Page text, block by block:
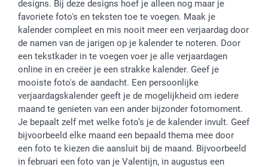
designs. Bij deze designs hoef je alleen nog maar je
favoriete foto's en teksten toe te voegen. Maak je
kalender compleet en mis nooit meer een verjaardag door
de namen van de jarigen op je kalender te noteren. Door
een tekstkader in te voegen voer je alle verjaardagen
online in en creëer je een strakke kalender. Geef je
mooiste foto's de aandacht. Een persoonlijke
verjaardagskalender geeft je de mogelijkheid om iedere
maand te genieten van een ander bijzonder fotomoment.
Je bepaalt zelf met welke foto’s je de kalender invult. Geef
bijvoorbeeld elke maand een bepaald thema mee door
een foto te kiezen die aansluit bij de maand. Bijvoorbeeld
in februari een foto van je Valentijn, in augustus een